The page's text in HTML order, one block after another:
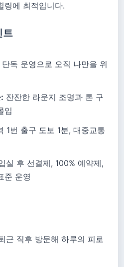
링에 최적입니다.
트
단독 운영으로 오직 나만을 위
잔잔한 라운지 조명과 톤 구
입
1번 출구 도보 1분, 대중교통
실 후 선결제, 100% 예약제,
준 운영
근 직후 방문해 하루의 피로